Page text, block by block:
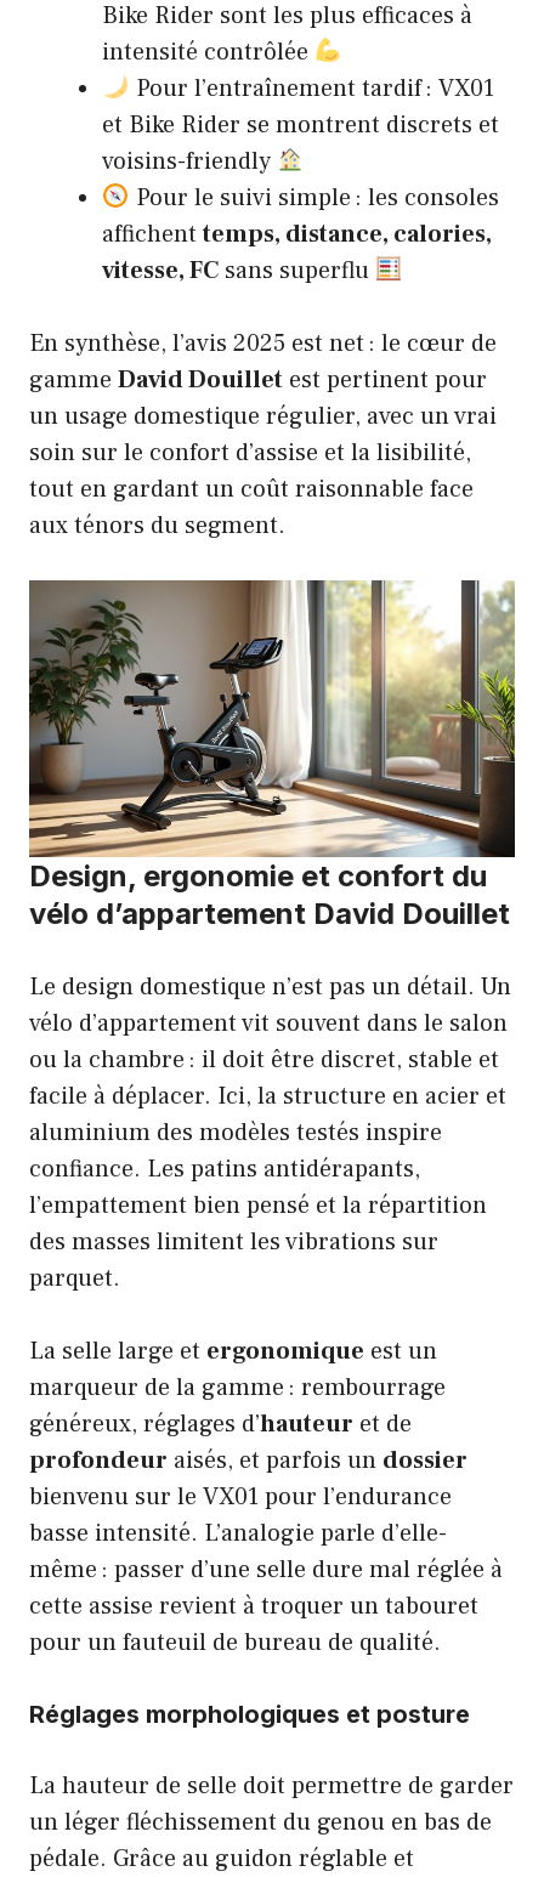
Bike Rider sont les plus efficaces à
intensité contrôlée
Pour l’entraînement tardif : VX01
et Bike Rider se montrent discrets et
voisins-friendly
Pour le suivi simple : les consoles
affichenttemps, distance, calories,
vitesse, FC sans superflu
En synthèse, l’avis 2025 est net : le cœur de
gamme David Douillet est pertinent pour
un usage domestique régulier, avec un vrai
soin sur le confort d’assise et la lisibilité,
tout en gardant un coût raisonnable face
aux ténors du segment.
Design, ergonomie et confort du
vélo d’appartement David Douillet
Le design domestique n’est pas un détail. Un
vélo d’appartement vit souvent dans le salon
ou la chambre : il doit être discret, stable et
facile à déplacer. Ici, la structure en acier et
aluminium des modèles testés inspire
confiance. Les patins antidérapants,
l’empattement bien pensé et la répartition
des masses limitent les vibrations sur
parquet.
La selle large et ergonomique est un
marqueur de la gamme : rembourrage
généreux, réglages d’hauteur et de
profondeur aisés, et parfois un dossier
bienvenu sur le VX01 pour l’endurance
basse intensité. L’analogie parle d’elle-
même : passer d’une selle dure mal réglée à
cette assise revient à troquer un tabouret
pour un fauteuil de bureau de qualité.
Réglages morphologiques et posture
La hauteur de selle doit permettre de garder
un léger fléchissement du genou en bas de
pédale. Grâce au guidon réglable et